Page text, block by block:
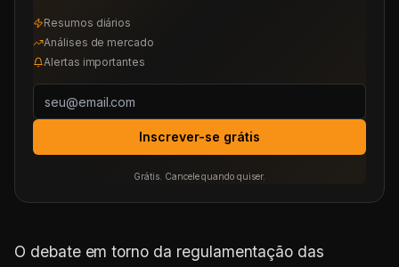
Resumos diários
Análises de mercado
Alertas importantes
Inscrever-se grátis
Grátis. Cancele quando quiser.
O debate em torno da regulamentação das